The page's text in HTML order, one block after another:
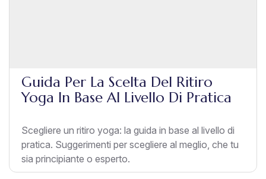
Guida Per La Scelta Del Ritiro
Yoga In Base Al Livello Di Pratica
Scegliere un ritiro yoga: la guida in base al livello di
pratica. Suggerimenti per scegliere al meglio, che tu
sia principiante o esperto.